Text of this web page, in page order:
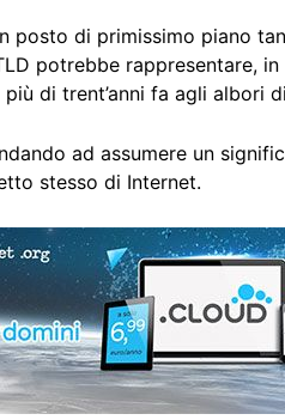
posto di primissimo piano
potrebbe rappresentare,
di trent’anni fa agli albori
ad assumere un
stesso di Internet.